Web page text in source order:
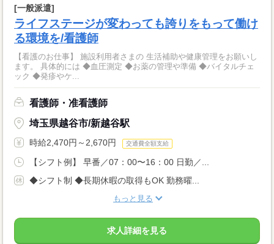
[一般派遣]
ライフステージが変わっても誇りをもって働け
る環境を/看護師
【看護のお仕事】 施設利用者さまの 生活補助や健康管理をお願いし
ます。 具体的には ◆血圧測定 ◆お薬の管理や準備 ◆バイタルチェ
ック ◆発疹やケ...
看護師・准看護師
埼玉県越谷市/新越谷駅
時給2,470円～2,670円 交通費全額支給
【シフト例】 早番／07：00〜16：00 日勤／...
◆シフト制 ◆長期休暇の取得もOK 勤務曜...
もっと見る
求人詳細を見る